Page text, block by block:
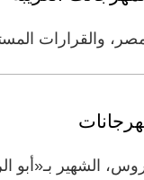
والقرارات
الشهير بـ«أبو